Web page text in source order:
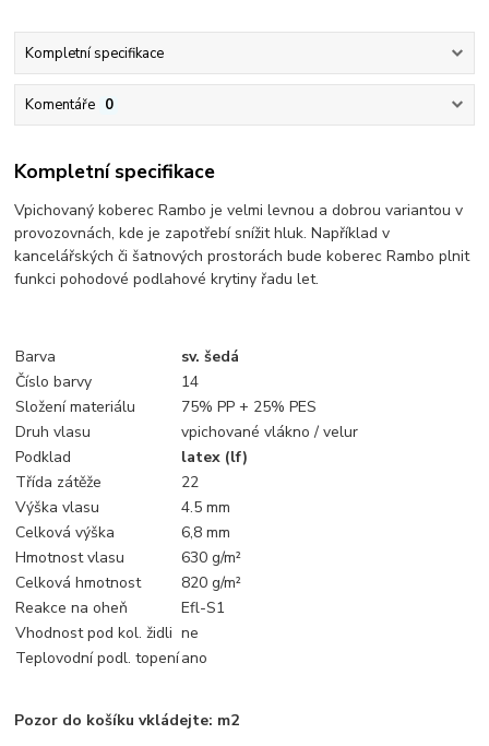
Kompletní specifikace
Komentáře 0
Kompletní specifikace
Vpichovaný koberec Rambo je velmi levnou a dobrou variantou v
provozovnách, kde je zapotřebí snížit hluk. Například v
kancelářských či šatnových prostorách bude koberec Rambo plnit
funkci pohodové podlahové krytiny řadu let.
Barva
sv. šedá
Číslo barvy
14
Složení materiálu
75% PP + 25% PES
Druh vlasu
vpichované vlákno / velur
Podklad
latex (lf)
Třída zátěže
22
Výška vlasu
4.5 mm
Celková výška
6,8 mm
Hmotnost vlasu
630 g/m²
Celková hmotnost
820 g/m²
Reakce na oheň
Efl-S1
Vhodnost pod kol. židli ne
Teplovodní podl. topeníano
Pozor do košíku vkládejte: m2